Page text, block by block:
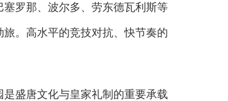
罗那、波尔多、劳东德瓦利斯等
。高水平的竞技对抗、快节奏的
盛唐文化与皇家礼制的重要承载